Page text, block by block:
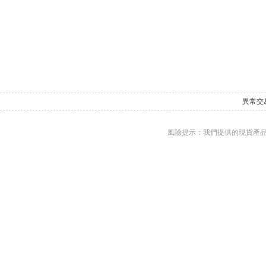
異常交
風險提示：我們提供的現貨產